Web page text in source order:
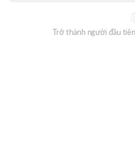
Trở thành người đầu